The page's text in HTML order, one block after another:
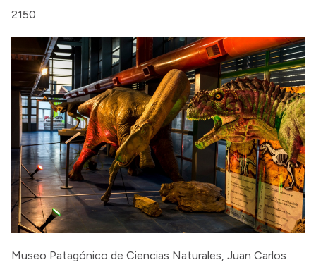
2150.
Museo Patagónico de Ciencias Naturales, Juan Carlos